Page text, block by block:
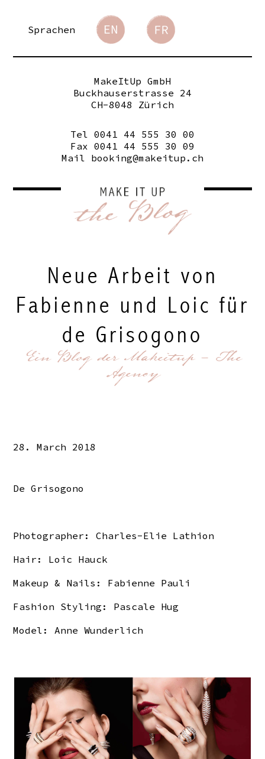
Sprachen
MakeItUp GmbH
Buckhauserstrasse 24
CH-8048 Zürich
Tel 0041 44 555 30 00
Fax 0041 44 555 30 09
Mail booking@makeitup.ch
Neue Arbeit von
Fabienne und Loic für
de Grisogono
Ein Blog der Makeitup - The
Agency
28. March 2018
De Grisogono
Photographer:Charles-Elie Lathion
Hair: Loic Hauck
Makeup & Nails: Fabienne Pauli
Fashion Styling: Pascale Hug
Model: Anne Wunderlich